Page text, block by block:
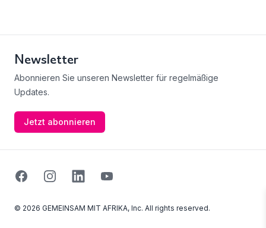
Newsletter
Abonnieren Sie unseren Newsletter für regelmäßige
Updates.
Jetzt abonnieren
FacebookInstagramLinkedinYoutube
© 2026 GEMEINSAM MIT AFRIKA, Inc. All rights reserved.